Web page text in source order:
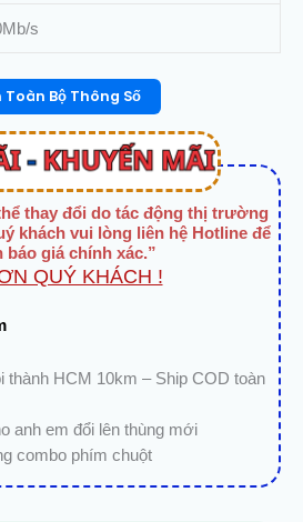
s
Toàn Bộ Thông Số
thay đổi do tác động thị trường
khách vui lòng liên hệ Hotline để
báo giá chính xác.”
QUÝ KHÁCH !
thành HCM 10km – Ship COD toàn
anh em đổi lên thùng mới
combo phím chuột